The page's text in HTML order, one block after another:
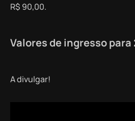
R$ 90,00.
Valores de ingresso para
A divulgar!